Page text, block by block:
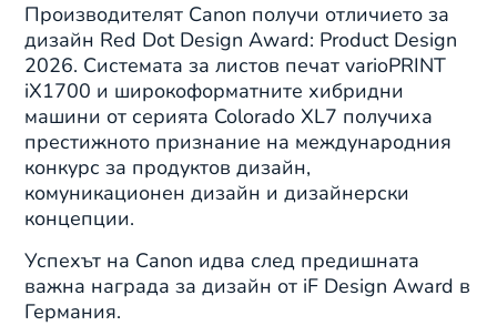
Производителят Canon получи отличието за
дизайн Red Dot Design Award: Product Design
2026. Системата за листов печат varioPRINT
iX1700 и широкоформатните хибридни
машини от серията Colorado XL7 получиха
престижното признание на международния
конкурс за продуктов дизайн,
комуникационен дизайн и дизайнерски
концепции.
Успехът на Canon идва след предишната
важна награда за дизайн от iF Design Award в
Германия.